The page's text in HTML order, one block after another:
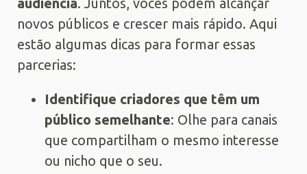
audiência. Juntos, vocês podem alcançar
novos públicos e crescer mais rápido. Aqui
estão algumas dicas para formar essas
parcerias:
Identifique criadores que têm um
público semelhante: Olhe para canais
que compartilham o mesmo interesse
ou nicho que o seu.